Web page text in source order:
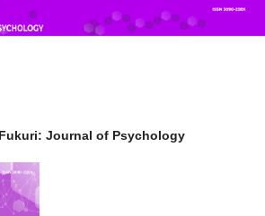
Journal of Psychology